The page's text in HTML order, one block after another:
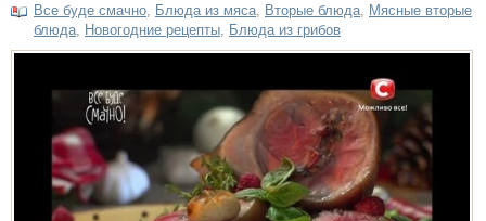
Все буде смачно, Блюда из мяса, Вторые блюда, Мясные вторые
блюда, Новогодние рецепты, Блюда из грибов